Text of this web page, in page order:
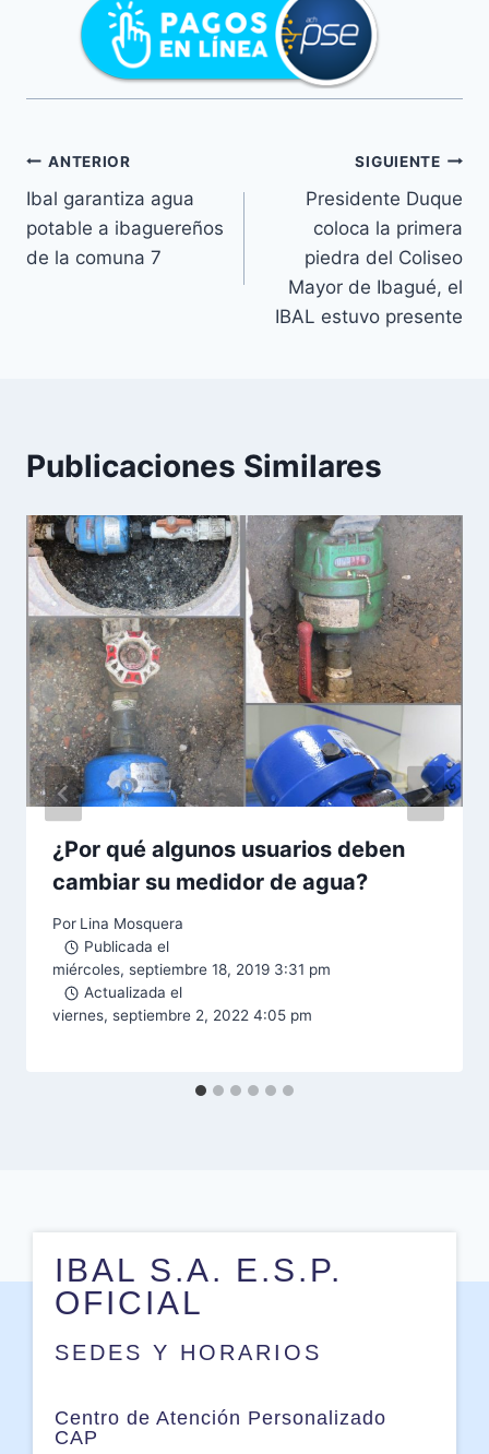
r
e
a
u
d
Lina Mosquera
ANTERIOR
Ibal garantiza agua
potable a ibaguereños
de la comuna 7
SIGUIENTE
Presidente Duque
coloca la primera
piedra del Coliseo
Mayor de Ibagué, el
IBAL estuvo presente
Publicaciones Similares
¿Por qué algunos usuarios deben
cambiar su medidor de agua?
Por Lina Mosquera
Publicada el
miércoles, septiembre 18, 2019 3:31 pm
Actualizada el
viernes, septiembre 2, 2022 4:05 pm
IBAL S.A. E.S.P.
OFICIAL
SEDES Y HORARIOS
Centro de Atención Personalizado
CAP